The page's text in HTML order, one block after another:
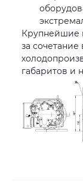
Крупнейшие
за сочетание
габаритов и